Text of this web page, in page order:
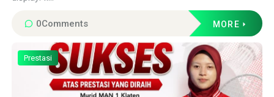
0Comments MORE
Prestasi